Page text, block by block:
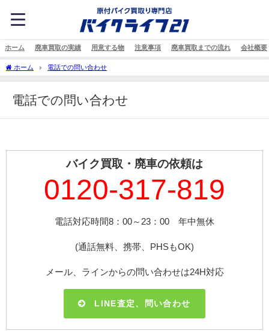
ホーム 廃車買取の実績 用意する物 注意事項 廃車買取までの流れ 会社概要
ホーム 電話での問い合わせ
電話での問い合わせ
バイク買取・廃車の依頼は
0120-317-819
電話対応時間8：00～23：00 年中無休
(通話無料、携帯、PHSもOK)
メール、ラインからの問い合わせは24H対応
LINE査定、問い合わせ